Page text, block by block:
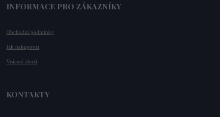
INFORMACE PRO ZÁKAZNÍKY
Obchodní podmínky
Jak nakupovat
Vrácení zboží
KONTAKTY